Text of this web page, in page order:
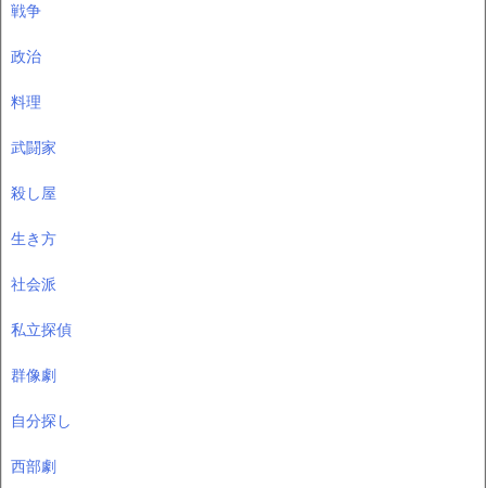
戦争
政治
料理
武闘家
殺し屋
生き方
社会派
私立探偵
群像劇
自分探し
西部劇